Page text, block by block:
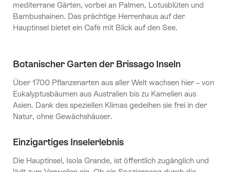
mediterrane Gärten, vorbei an Palmen, Lotusblüten und
Bambushainen. Das prächtige Herrenhaus auf der
Hauptinsel bietet ein Café mit Blick auf den See.
Botanischer Garten der Brissago Inseln
Über 1700 Pflanzenarten aus aller Welt wachsen hier – von
Eukalyptusbäumen aus Australien bis zu Kamelien aus
Asien. Dank des speziellen Klimas gedeihen sie frei in der
Natur, ohne Gewächshäuser.
Einzigartiges Inselerlebnis
Die Hauptinsel, Isola Grande, ist öffentlich zugänglich und